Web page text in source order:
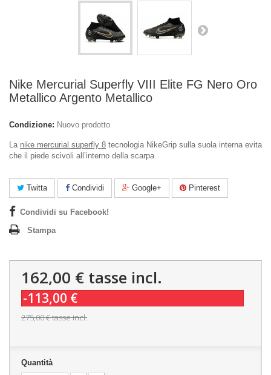
Nike Mercurial Superfly VIII Elite FG Nero Oro
Metallico Argento Metallico
Condizione: Nuovo prodotto
La nike mercurial superfly 8 tecnologia NikeGrip sulla suola interna evita
che il piede scivoli all’interno della scarpa.
Twitta Condividi Google+ Pinterest
Condividi su Facebook!
Stampa
162,00 € tasse incl.
-113,00 €
275,00 €tasse incl.
Quantità